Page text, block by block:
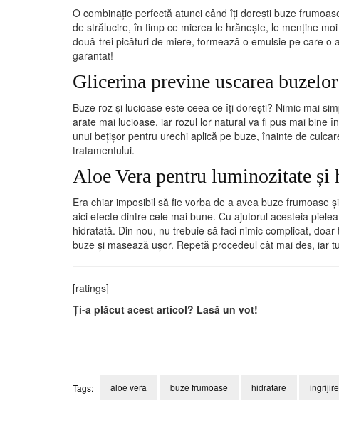
O combinație perfectă atunci când îți dorești buze
de strălucire, în timp ce mierea le hrănește, le menține
două-trei picături de miere, formează o emulsie pe care
garantat!
Glicerina previne uscarea buzelor
Buze roz și lucioase este ceea ce îți dorești? Nimic mai
arate mai lucioase, iar rozul lor natural va fi pus mai bine
unui bețișor pentru urechi aplică pe buze, înainte de
tratamentului.
Aloe Vera pentru luminozitate și
Era chiar imposibil să fie vorba de a avea buze frumoase
aici efecte dintre cele mai bune. Cu ajutorul acesteia
hidratată. Din nou, nu trebuie să faci nimic complicat,
buze și masează ușor. Repetă procedeul cât mai des, iar
[ratings]
Ți-a plăcut acest articol? Lasă un vot!
Tags: aloe vera buze frumoase hidratare